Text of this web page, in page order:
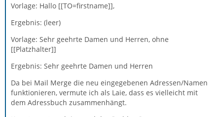
Vorlage: Hallo [[TO=firstname]],
Ergebnis: (leer)
Vorlage: Sehr geehrte Damen und Herren, ohne
[[Platzhalter]]
Ergebnis: Sehr geehrte Damen und Herren
Da bei Mail Merge die neu eingegebenen Adressen/Namen
funktionieren, vermute ich als Laie, dass es vielleicht mit
dem Adressbuch zusammenhängt.